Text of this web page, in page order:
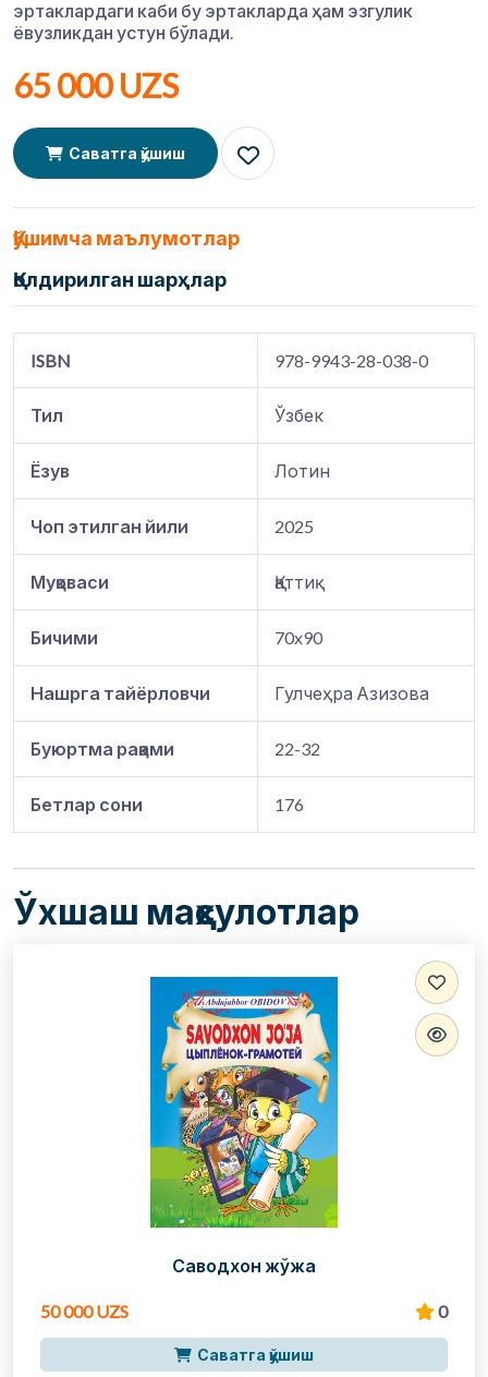
эртаклардаги каби бу эртакларда ҳам эзгулик
ёвузликдан устун бўлади.
65 000 UZS
Саватга қўшиш
Қўшимча маълумотлар
Қолдирилган шарҳлар
ISBN 978-9943-28-038-0
Тил Ўзбек
Ёзув Лотин
Чоп этилган йили 2025
Муқоваси Қаттиқ
Бичими 70x90
Нашрга тайёрловчи Гулчеҳра Азизова
Буюртма рақами 22-32
Бетлар сони 176
Ўхшаш маҳсулотлар
Саводхон жўжа
50 000 UZS 0
Саватга қўшиш